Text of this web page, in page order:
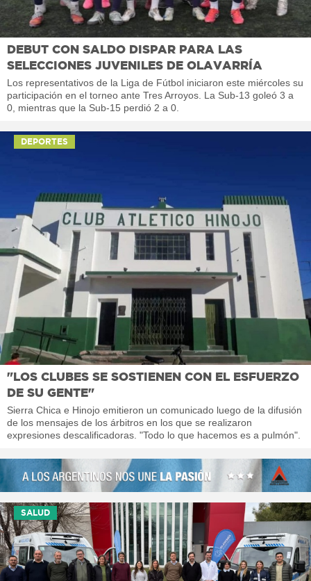
DEBUT CON SALDO DISPAR PARA LAS
SELECCIONES JUVENILES DE OLAVARRÍA
Los representativos de la Liga de Fútbol iniciaron este miércoles su
participación en el torneo ante Tres Arroyos. La Sub-13 goleó 3 a
0, mientras que la Sub-15 perdió 2 a 0.
DEPORTES
"LOS CLUBES SE SOSTIENEN CON EL ESFUERZO
DE SU GENTE"
Sierra Chica e Hinojo emitieron un comunicado luego de la difusión
de los mensajes de los árbitros en los que se realizaron
expresiones descalificadoras. "Todo lo que hacemos es a pulmón".
SALUD